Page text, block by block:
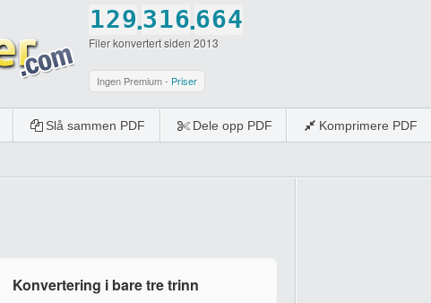
1
2
3
4
5
6
0
2
3
4
5
6
7
9
0
.3
4
5
6
7
8
1
2
3
4
5
6
0
6
7
8
9
0
.6
7
8
9
0
6
7
9
0
4
7
8
9
Filer konvertert siden 2013
Ingen Premium - Priser
Slå sammen PDF Dele opp PDF Komprimere PDF
Konvertering i bare tre trinn